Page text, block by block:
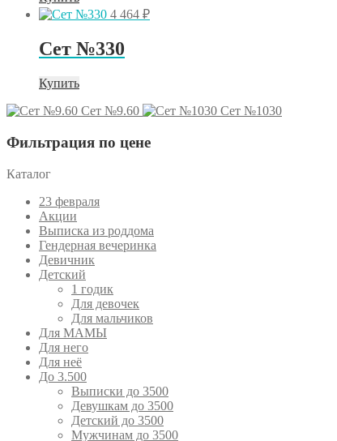
4 464 ₽
Сет №330
Купить
Сет №9.60
Сет №1030
Фильтрация по цене
Каталог
23 февраля
Акции
Выписка из роддома
Гендерная вечеринка
Девичник
Детский
1 годик
Для девочек
Для мальчиков
Для МАМЫ
Для него
Для неё
До 3.500
Выписки до 3500
Девушкам до 3500
Детский до 3500
Мужчинам до 3500